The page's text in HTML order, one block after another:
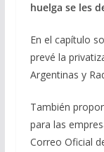
huelga se les
En el capítulo
prevé la
Argentinas y
También
para las
Correo Oficial